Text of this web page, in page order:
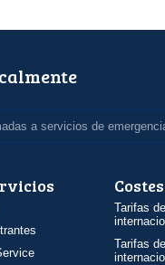
a servicios de
Costes
Tarifas
Tarifas